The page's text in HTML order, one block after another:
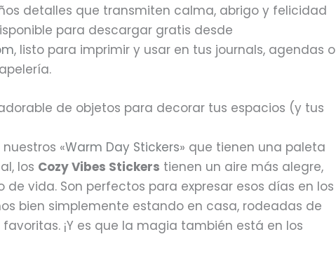
detalles que transmiten calma, abrigo y felicidad
para descargar gratis desde
, listo para imprimir y usar en tus journals, agendas o
de objetos para decorar tus espacios (y tus
«Warm Day Stickers» que tienen una paleta
los Cozy Vibes Stickers tienen un aire más alegre,
de vida. Son perfectos para expresar esos días en los
bien simplemente estando en casa, rodeadas de
¡Y es que la magia también está en los